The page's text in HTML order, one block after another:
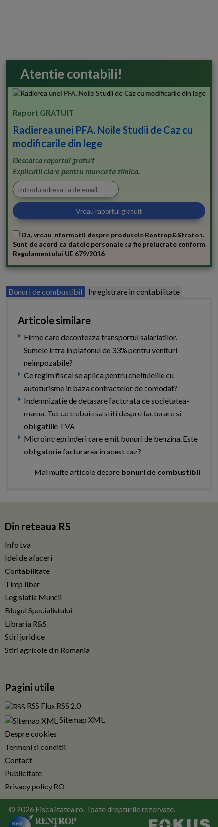
Atentie contabili!
Raport GRATUIT
Radierea unei PFA. Noile Studii de Caz cu
modificarile din lege
Descarca raportul gratuit
Explicatii clare pentru munca ta zilnica.
Da, vreau informatii despre produsele Rentrop&Straton.
Sunt de acord ca datele personale sa fie prelucrate conform
Regulamentului UE 679/2016
Bonuri de combustibil Inregistrare in contabilitate
Articole similare
Firme care deconteaza transportul salariatilor.
Sumele intra in plafonul de 33% pentru venituri
neimpozabile?
Ce regim fiscal se aplica pentru cheltuielile cu
autoturisme in baza contractelor de comodat?
Indemnizatie de detasare facturata de societatea-
mama. Tot ce trebuie sa stiti despre facturare si
obligatiile TVA
Microintreprinderi care emit bonuri de benzina. Este
obligatorie facturarea in acest caz?
Mai multe articole despre bonuri de combustibil
Din reteaua RS
Info tva
Idei de afaceri
Contabilitate
Timp liber
Legislatia Muncii
Blogul Specialistului
Libraria R&S
Stiri juridice
Stiri agricole din Romania
Pagini utile
RSS Flux RSS 2.0
Sitemap XML
Despre cookies
Termeni si conditii
Contact
Publicitate
Privacy policy RO
© 2026 Fiscalitatea.ro. Toate drepturile rezervate.